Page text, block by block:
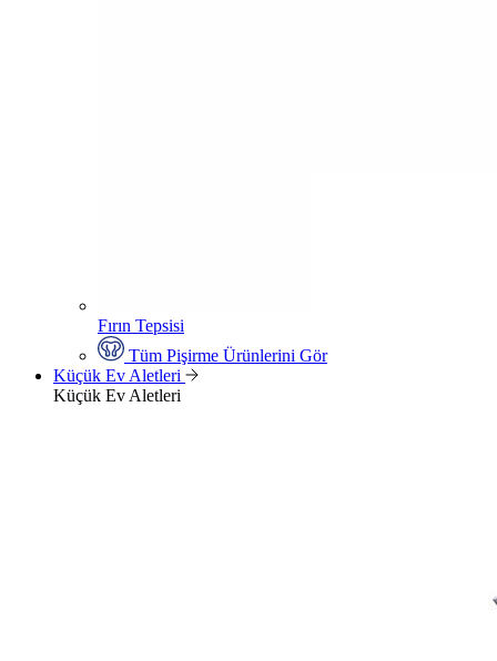
Fırın Tepsisi
Tüm Pişirme Ürünlerini Gör
Küçük Ev Aletleri
Küçük Ev Aletleri